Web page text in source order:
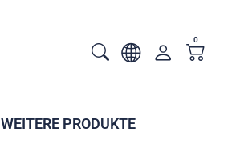
0
WEITERE PRODUKTE